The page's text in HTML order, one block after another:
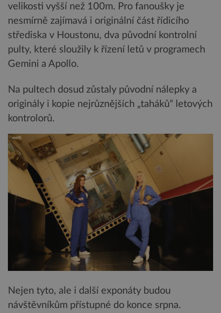
velikosti vyšší než 100m. Pro fanoušky je
nesmírně zajímavá i originální část řídicího
střediska v Houstonu, dva původní kontrolní
pulty, které sloužily k řízení letů v programech
Gemini a Apollo.
Na pultech dosud zůstaly původní nálepky a
originály i kopie nejrůznějších „taháků“ letových
kontrolorů.
Nejen tyto, ale i další exponáty budou
návštěvníkům přístupné do konce srpna.